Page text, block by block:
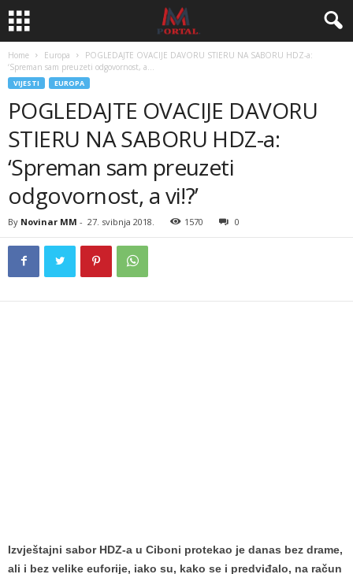
Home Europa
POGLEDAJTE OVACIJE DAVORU STIERU NA SABORU HDZ-a:
‘Spreman sam preuzeti odgovornost, a...
VIJESTI EUROPA
POGLEDAJTE OVACIJE DAVORU
STIERU NA SABORU HDZ-a:
‘Spreman sam preuzeti
odgovornost, a vi!?’
By Novinar MM - 27. svibnja 2018. 1570 0
Izvještajni sabor HDZ-a u Ciboni protekao je danas bez drame,
ali i bez velike euforije, iako su, kako se i predviđalo, na račun